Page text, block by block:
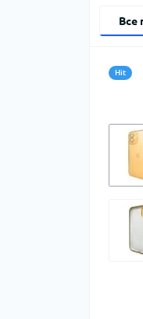
Все
Hit